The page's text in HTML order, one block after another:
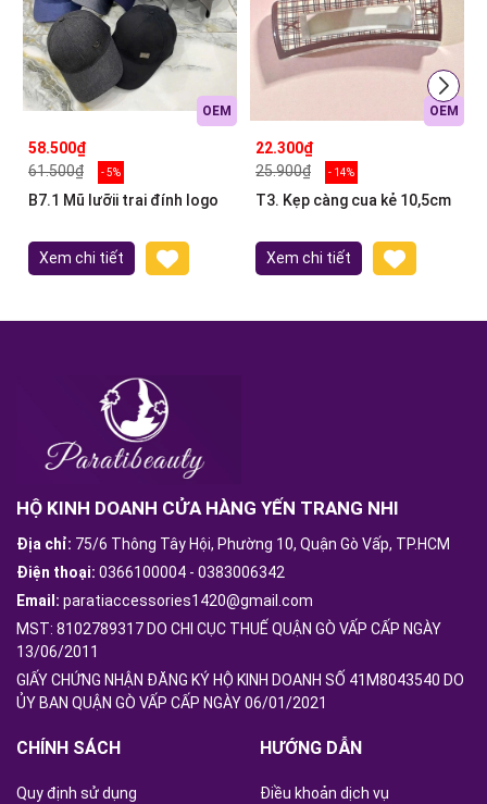
OEM
58.500₫
61.500₫
- 5%
B7.1 Mũ lưỡii trai đính logo
Xem chi tiết
OEM
22.300₫
25.900₫
- 14%
T3. Kẹp càng cua kẻ 10,5cm
Xem chi tiết
HỘ KINH DOANH CỬA HÀNG YẾN TRANG NHI
Địa chỉ: 75/6 Thông Tây Hội, Phường 10, Quận Gò Vấp, TP.HCM
Điện thoại: 0366100004 - 0383006342
Email: paratiaccessories1420@gmail.com
MST: 8102789317 DO CHI CỤC THUẾ QUẬN GÒ VẤP CẤP NGÀY
13/06/2011
GIẤY CHỨNG NHẬN ĐĂNG KÝ HỘ KINH DOANH SỐ 41M8043540 DO
ỦY BAN QUẬN GÒ VẤP CẤP NGÀY 06/01/2021
CHÍNH SÁCH
Quy định sử dụng
HƯỚNG DẪN
Điều khoản dịch vụ